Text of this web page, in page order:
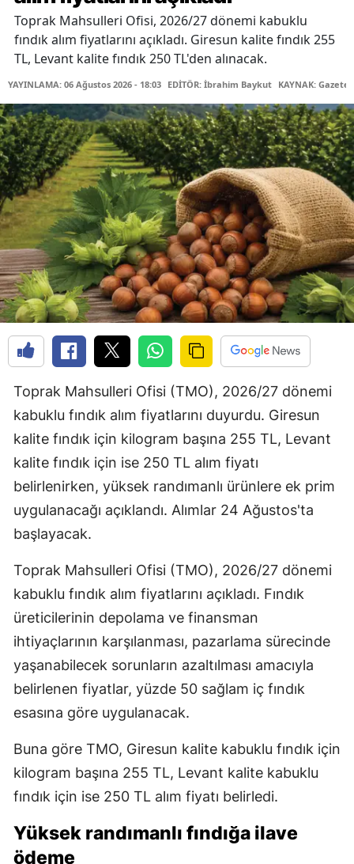
Toprak Mahsulleri Ofisi, 2026/27 dönemi kabuklu
fındık alım fiyatlarını açıkladı. Giresun kalite fındık 255
TL, Levant kalite fındık 250 TL'den alınacak.
YAYINLAMA: 06 Ağustos 2026 - 18:03 EDİTÖR: İbrahim Baykut KAYNAK:
Toprak Mahsulleri Ofisi (TMO), 2026/27 dönemi
kabuklu fındık alım fiyatlarını duyurdu. Giresun
kalite fındık için kilogram başına 255 TL, Levant
kalite fındık için ise 250 TL alım fiyatı
belirlenirken, yüksek randımanlı ürünlere ek prim
uygulanacağı açıklandı. Alımlar 24 Ağustos'ta
başlayacak.
Toprak Mahsulleri Ofisi (TMO), 2026/27 dönemi
kabuklu fındık alım fiyatlarını açıkladı. Fındık
üreticilerinin depolama ve finansman
ihtiyaçlarının karşılanması, pazarlama sürecinde
yaşanabilecek sorunların azaltılması amacıyla
belirlenen fiyatlar, yüzde 50 sağlam iç fındık
esasına göre uygulanacak.
Buna göre TMO, Giresun kalite kabuklu fındık için
kilogram başına 255 TL, Levant kalite kabuklu
fındık için ise 250 TL alım fiyatı belirledi.
Yüksek randımanlı fındığa ilave
ödeme